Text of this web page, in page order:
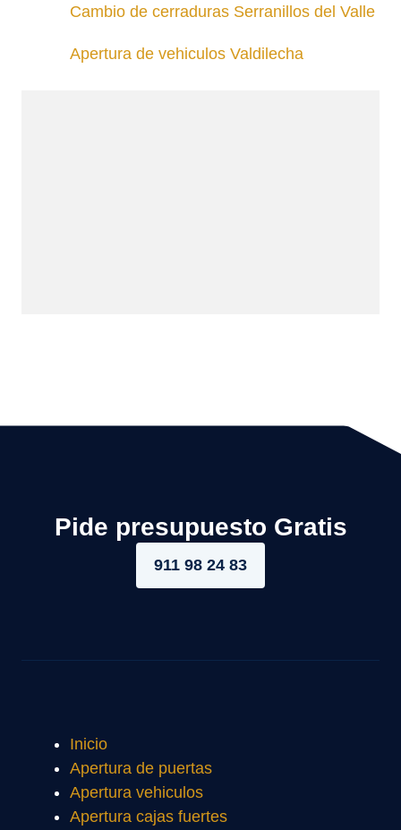
Cambio de cerraduras Serranillos del Valle
Apertura de vehiculos Valdilecha
Pide presupuesto Gratis
911 98 24 83
Inicio
Apertura de puertas
Apertura vehiculos
Apertura cajas fuertes